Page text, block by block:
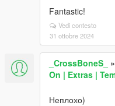
Fantastic!
Vedi contesto
31 ottobre 2024
_CrossBoneS_ »
On | Extras |
Неплохо)